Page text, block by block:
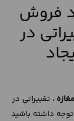
فروش
در
مغازه ، تغییراتی در
داشته باشید